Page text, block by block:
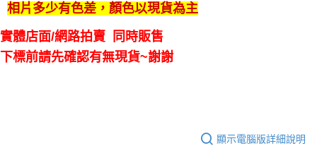
相片多少有色差，顏色以現貨為主
實體店面/網路拍賣 同時販售
下標前請先確認有無現貨~謝謝
顯示電腦版詳細說明